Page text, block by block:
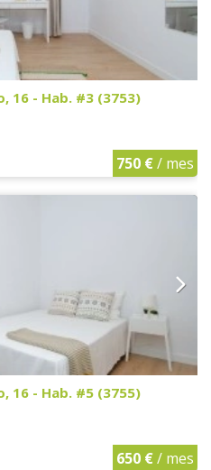
16 - Hab. #3 (3753)
750 €/ mes
16 - Hab. #5 (3755)
650 €/ mes